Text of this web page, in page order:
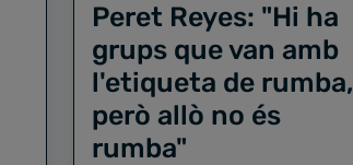
Peret Reyes: "Hi ha
grups que van amb
l'etiqueta de rumba,
però allò no és
rumba"